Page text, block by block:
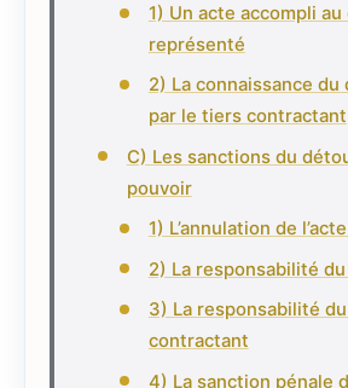
1) Un acte accompli
représenté
2) La connaissance
par le tiers contractant
C) Les sanctions du
pouvoir
1) L’annulation de
2) La responsabilité
3) La responsabilité
contractant
4) La sanction pénale